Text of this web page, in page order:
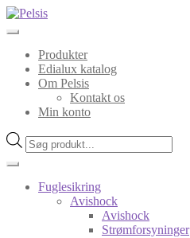
Spring
Spring
Produkter
Edialux katalog
Om Pelsis
Kontakt os
Min konto
Products
search
Fuglesikring
Avishock
Avishock
Strømforsyninger